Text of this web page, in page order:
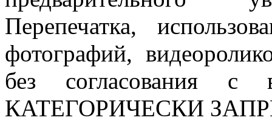
Перепечатка,
фотографий,
без согласования с
КАТЕГОРИЧЕСКИ